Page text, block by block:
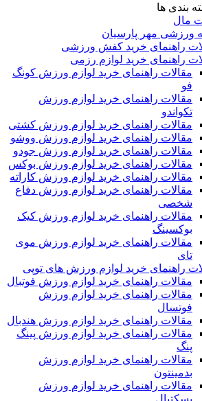
بندی ها
مال
ورزشی مهر پارسیان
راهنمای خرید کفش ورزشی
راهنمای خرید لوازم رزمی
مقالات راهنمای خرید لوازم ورزش کونگ
فو
مقالات راهنمای خرید لوازم ورزش
تکواندو
مقالات راهنمای خرید لوازم ورزش کشتی
مقالات راهنمای خرید لوازم ورزش ووشو
مقالات راهنمای خرید لوازم ورزش جودو
مقالات راهنمای خرید لوازم ورزش بوکس
مقالات راهنمای خرید لوازم ورزش کاراته
مقالات راهنمای خرید لوازم ورزش دفاع
شخصی
مقالات راهنمای خرید لوازم ورزش کیک
بوکسینگ
مقالات راهنمای خرید لوازم ورزش موی
تای
راهنمای خرید لوازم ورزش های توپی
مقالات راهنمای خرید لوازم ورزش فوتبال
مقالات راهنمای خرید لوازم ورزش
فوتسال
مقالات راهنمای خرید لوازم ورزش هندبال
مقالات راهنمای خرید لوازم ورزش پینگ
پنگ
مقالات راهنمای خرید لوازم ورزش
بدمینتون
مقالات راهنمای خرید لوازم ورزش
بسکتبال